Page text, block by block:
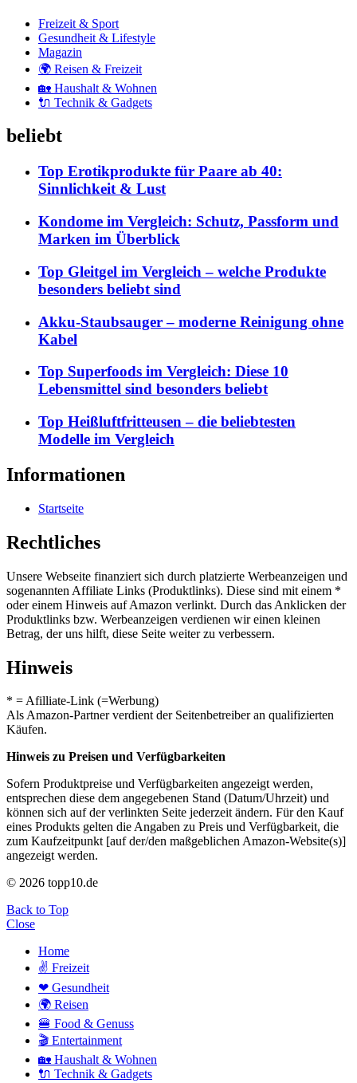
Freizeit & Sport
Gesundheit & Lifestyle
Magazin
🌍 Reisen & Freizeit
🏡 Haushalt & Wohnen
🔌 Technik & Gadgets
beliebt
Top Erotikprodukte für Paare ab 40:
Sinnlichkeit & Lust
Kondome im Vergleich: Schutz, Passform und
Marken im Überblick
Top Gleitgel im Vergleich – welche Produkte
besonders beliebt sind
Akku-Staubsauger – moderne Reinigung ohne
Kabel
Top Superfoods im Vergleich: Diese 10
Lebensmittel sind besonders beliebt
Top Heißluftfritteusen – die beliebtesten
Modelle im Vergleich
Informationen
Startseite
Rechtliches
Unsere Webseite finanziert sich durch platzierte Werbeanzeigen und
sogenannten Affiliate Links (Produktlinks). Diese sind mit einem *
oder einem Hinweis auf Amazon verlinkt. Durch das Anklicken der
Produktlinks bzw. Werbeanzeigen verdienen wir einen kleinen
Betrag, der uns hilft, diese Seite weiter zu verbessern.
Hinweis
* = Afilliate-Link (=Werbung)
Als Amazon-Partner verdient der Seitenbetreiber an qualifizierten
Käufen.
Hinweis zu Preisen und Verfügbarkeiten
Sofern Produktpreise und Verfügbarkeiten angezeigt werden,
entsprechen diese dem angegebenen Stand (Datum/Uhrzeit) und
können sich auf der verlinkten Seite jederzeit ändern. Für den Kauf
eines Produkts gelten die Angaben zu Preis und Verfügbarkeit, die
zum Kaufzeitpunkt [auf der/den maßgeblichen Amazon-Website(s)]
angezeigt werden.
© 2026 topp10.de
Back to Top
Close
Home
✌ Freizeit
❤ Gesundheit
🌍 Reisen
🍔 Food & Genuss
🎬 Entertainment
🏡 Haushalt & Wohnen
🔌 Technik & Gadgets